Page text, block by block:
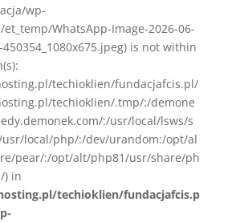
wp-
WhatsApp-Image-2026-06-
is not within
techioklien/fundacjafcis.pl/
techioklien/.tmp/:/demone
:/usr/local/lsws/s
local/php/:/dev/urandom:/opt/al
pear/:/opt/alt/php81/usr/share/ph
) in
techioklien/fundacjafcis.p